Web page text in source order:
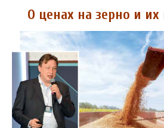
О ценах на зерно и их